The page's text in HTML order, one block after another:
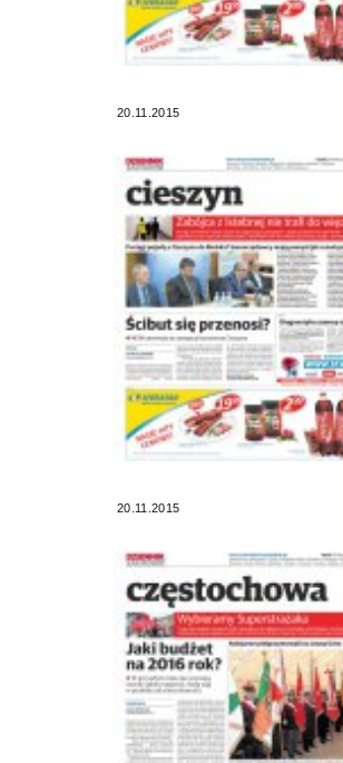
20.11.2015
20.11.2015